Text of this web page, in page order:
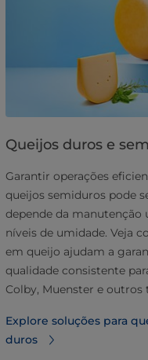
Queijos duros e
Garantir operações
queijos semiduros pode
depende da manutenção
níveis de umidade. Veja
em queijo ajudam a
qualidade consistente
Colby, Muenster e outros
Explore soluções para
duros